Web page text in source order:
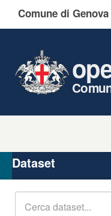
Comune di Genova
Organizzazioni
Gruppi
Dataset